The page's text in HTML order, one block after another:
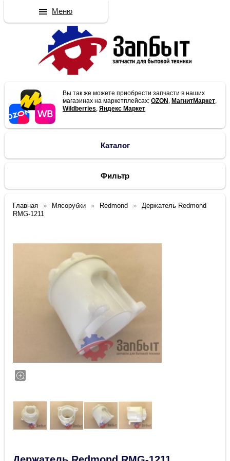
Вы так же можете приобрести запчасти в наших
магазинах на маркетплейсах:OZON , МагнитМаркет,
Wildberries,Яндекс Маркет
Каталог
Фильтр
Главная Мясорубки Redmond
Держатель Redmond
RMG-1211
Меню